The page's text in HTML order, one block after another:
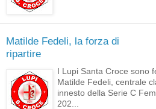
Matilde Fedeli, la forza di
ripartire
I Lupi Santa Croce sono
Matilde Fedeli, centrale
innesto della Serie C
202...